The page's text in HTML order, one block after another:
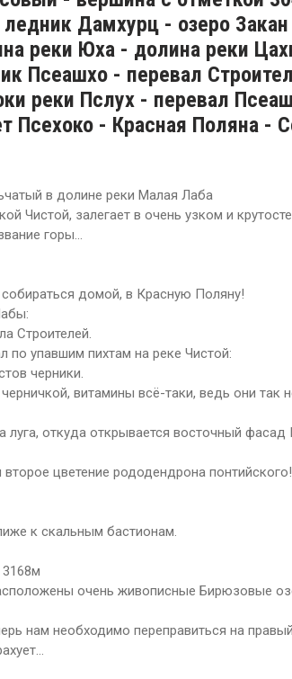
Дамхурц - озеро
реки Юха - долина реки
Псеашхо - перевал
реки Пслух - перевал
Псехоко - Красная Поляна -
в долине реки Малая Лаба
Чистой, залегает в очень узком и
горы...
домой, в Красную Поляну!
Строителей.
по упавшим пихтам на реке Чистой:
черники.
витамины всё-таки, ведь они так
луга, откуда открывается восточный фасад
цветение рододендрона понтийского!
к скальным бастионам.
очень живописные Бирюзовые
нам необходимо переправиться на